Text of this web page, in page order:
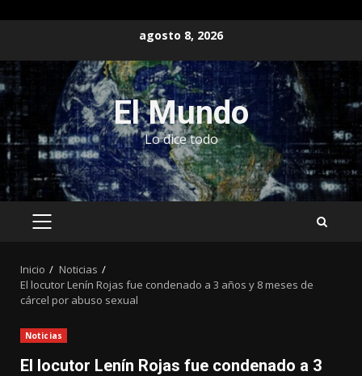
contenido
agosto 8, 2026
El Mundo
Lo dice todo
MENÚ
Inicio
Noticias
El locutor Lenín Rojas fue condenado a 3 años y 8 meses de
cárcel por abuso sexual
Noticias
El locutor Lenín Rojas fue condenado a 3